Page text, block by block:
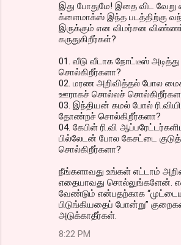
இது போதுமே! இதை விட வேறு
க்ளைமாக்ஸ் இந்த படத்திற்கு
இருக்கும் என விமர்சன
கருதுகிறீர்கள்?
01. வீடு வீடாக நோட்டீஸ்
சொல்கிறீர்களா?
02. மரண அறிவித்தல் போல
ஊராகச் சொல்லச்
03. இந்தியன் கமல் போல்
தோண்றச் சொல்கிறீர்களா?
04. கேபிள் ரி.வி
பில்லேடன் போல கேசட்டை
சொல்கிறீர்களா?
நீங்களாவது உங்கள் எட்டாம்
எதையாவது சொல்லுங்களேன்.
வேண்டும் என்பதற்காக
பிடுங்கியதைப் போன்று”
அடுக்காதீர்கள்.
8:22 PM